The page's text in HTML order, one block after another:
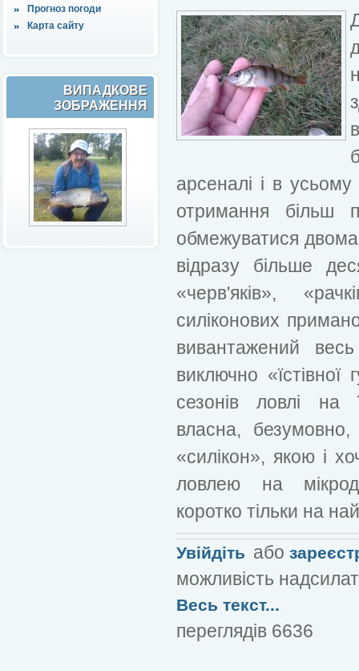
Прогноз погоди
Карта сайту
ВИПАДКОВЕ
ЗОБРАЖЕННЯ
арсеналі і в
отримання більш
обмежуватися
відразу більше
«черв'яків»,
силіконових
вивантажений
виключно «їстівної
сезонів ловлі на
власна,
«силікон», якою і
ловлею на
коротко тільки на
Увійдіть або
можливість
Весь текст...
переглядів 6636